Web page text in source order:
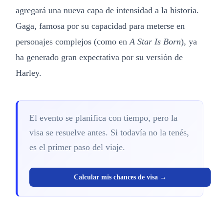
agregará una nueva capa de intensidad a la historia.
Gaga, famosa por su capacidad para meterse en
personajes complejos (como enA Star Is Born), ya
ha generado gran expectativa por su versión de
Harley.
El evento se planifica con tiempo, pero la
visa se resuelve antes. Si todavía no la tenés,
es el primer paso del viaje.
Calcular mis chances de visa →